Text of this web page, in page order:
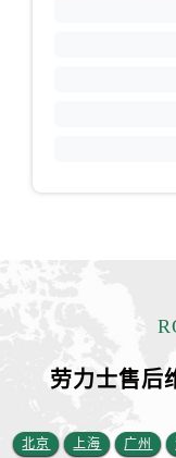
劳力士售后
北京 上海 广州